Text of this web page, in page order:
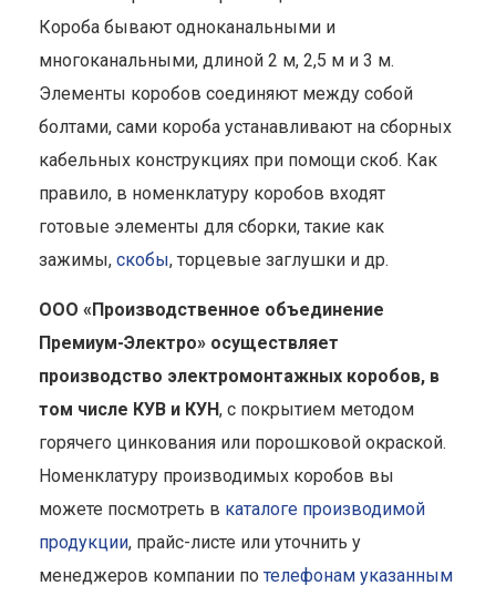
Короба бывают одноканальными и
многоканальными, длиной 2 м, 2,5 м и 3 м.
Элементы коробов соединяют между собой
болтами, сами короба устанавливают на сборных
кабельных конструкциях при помощи скоб. Как
правило, в номенклатуру коробов входят
готовые элементы для сборки, такие как
зажимы, скобы, торцевые заглушки и др.
ООО «Производственное объединение
Премиум-Электро» осуществляет
производство электромонтажных коробов, в
том числе КУВ и КУН, с покрытием методом
горячего цинкования или порошковой окраской.
Номенклатуру производимых коробов вы
можете посмотреть в каталоге производимой
продукции, прайс-листе или уточнить у
менеджеров компании по телефонам указанным